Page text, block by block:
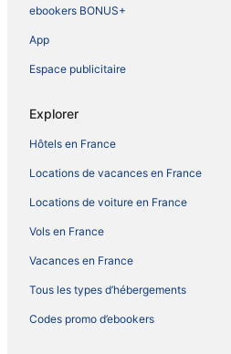
ebookers BONUS+
App
Espace publicitaire
Explorer
Hôtels en France
Locations de vacances en France
Locations de voiture en France
Vols en France
Vacances en France
Tous les types d’hébergements
Codes promo d’ebookers